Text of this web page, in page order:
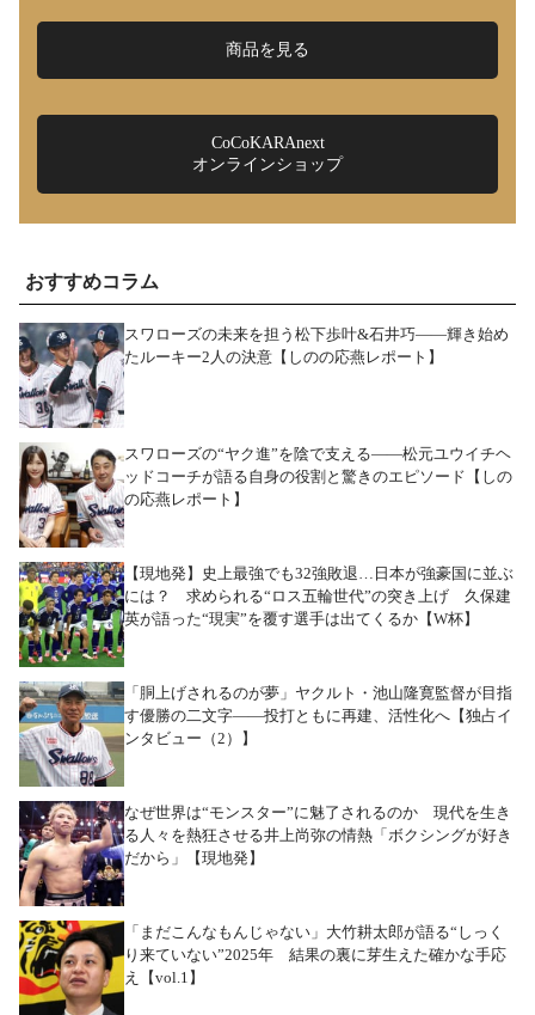
商品を見る
CoCoKARAnext
オンラインショップ
おすすめコラム
スワローズの未来を担う松下歩叶&石井巧――輝き始め
たルーキー2人の決意【しのの応燕レポート】
スワローズの“ヤク進”を陰で支える――松元ユウイチヘ
ッドコーチが語る自身の役割と驚きのエピソード【しの
の応燕レポート】
【現地発】史上最強でも32強敗退…日本が強豪国に並ぶ
には？ 求められる“ロス五輪世代”の突き上げ 久保建
英が語った“現実”を覆す選手は出てくるか【W杯】
「胴上げされるのが夢」ヤクルト・池山隆寛監督が目指
す優勝の二文字――投打ともに再建、活性化へ【独占イ
ンタビュー（2）】
なぜ世界は“モンスター”に魅了されるのか 現代を生き
る人々を熱狂させる井上尚弥の情熱「ボクシングが好き
だから」【現地発】
「まだこんなもんじゃない」大竹耕太郎が語る“しっく
り来ていない”2025年 結果の裏に芽生えた確かな手応
え【vol.1】